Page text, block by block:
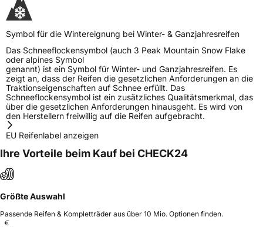
Symbol für die Wintereignung bei Winter- & Ganzjahresreifen
Das Schneeflockensymbol (auch 3 Peak Mountain Snow Flake
oder alpines Symbol
genannt) ist ein Symbol für Winter- und Ganzjahresreifen. Es
zeigt an, dass der Reifen die gesetzlichen Anforderungen an die
Traktionseigenschaften auf Schnee erfüllt. Das
Schneeflockensymbol ist ein zusätzliches Qualitätsmerkmal, das
über die gesetzlichen Anforderungen hinausgeht. Es wird von
den Herstellern freiwillig auf die Reifen aufgebracht.
EU Reifenlabel anzeigen
Ihre Vorteile beim Kauf bei CHECK24
Größte Auswahl
Passende Reifen & Kompletträder aus über 10 Mio. Optionen finden.